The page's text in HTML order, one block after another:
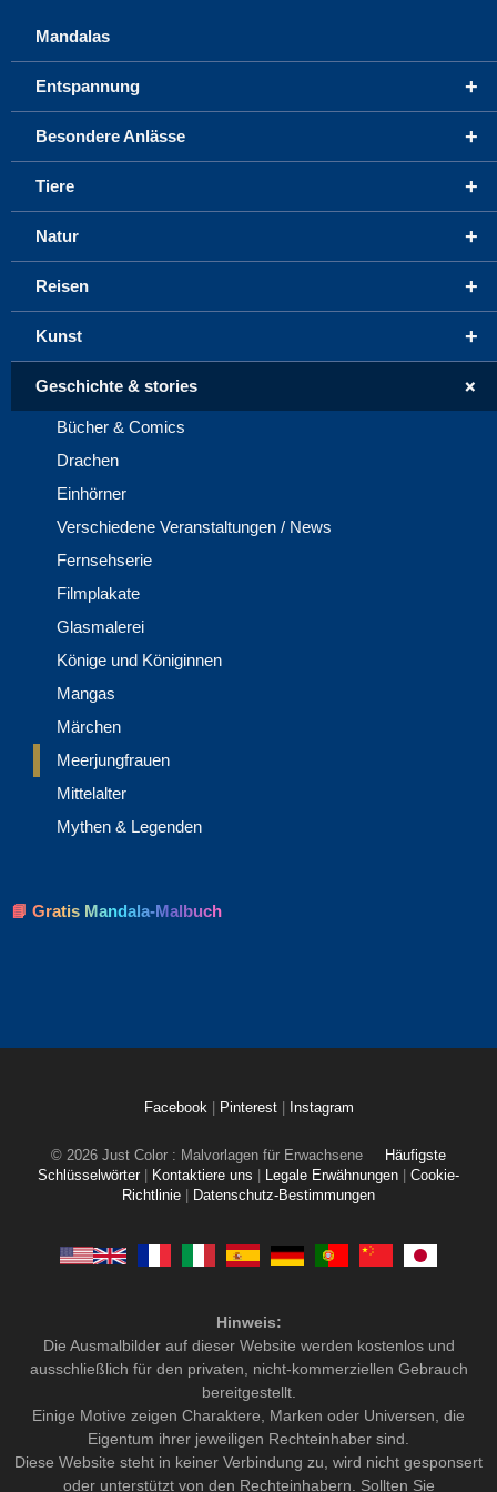
Mandalas
+
Entspannung
+
Besondere Anlässe
+
Tiere
+
Natur
+
Reisen
+
Kunst
+
Geschichte & stories
Bücher & Comics
Drachen
Einhörner
Verschiedene Veranstaltungen / News
Fernsehserie
Filmplakate
Glasmalerei
Könige und Königinnen
Mangas
Märchen
Meerjungfrauen
Mittelalter
Mythen & Legenden
📘 Gratis Mandala-Malbuch
Facebook Pinterest Instagram
© 2026 Just Color : Malvorlagen für Erwachsene
Häufigste
Schlüsselwörter
Kontaktiere uns Legale Erwähnungen
Cookie-
Richtlinie
Datenschutz-Bestimmungen
Hinweis:
Die Ausmalbilder auf dieser Website werden kostenlos und
ausschließlich für den privaten, nicht-kommerziellen Gebrauch
bereitgestellt.
Einige Motive zeigen Charaktere, Marken oder Universen, die
Eigentum ihrer jeweiligen Rechteinhaber sind.
Diese Website steht in keiner Verbindung zu, wird nicht gesponsert
oder unterstützt von den Rechteinhabern. Sollten Sie